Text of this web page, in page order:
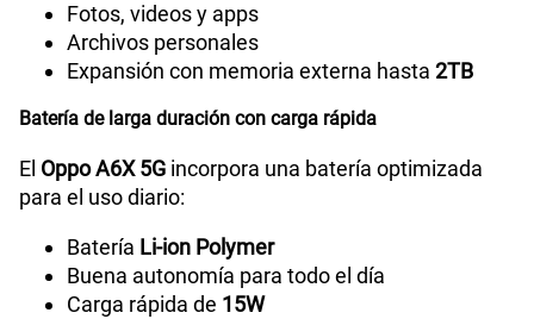
Modelo
Dimensión 166.60x78.51x8.61mm
Carga rápida
Fotos, videos y apps
Archivos personales
Expansión con memoria externa hasta 2TB
Batería de larga duración con carga rápida
El Oppo A6X 5G incorpora una batería optimizada
para el uso diario:
Batería Li-ion Polymer
Buena autonomía para todo el día
Carga rápida de 15W